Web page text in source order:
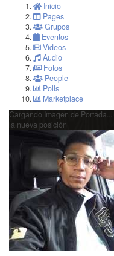
Inicio
Pages
Grupos
Eventos
Videos
Audio
Fotos
People
Polls
Marketplace
Cargando Imagen de Portada...
la nueva posición